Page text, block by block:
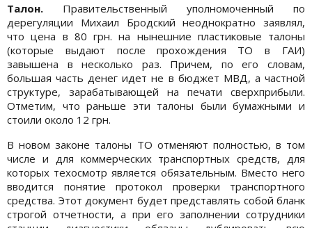
Талон. Правительственный уполномоченный по
дерегуляции Михаил Бродский неоднократно заявлял,
что цена в 80 грн. на нынешние пластиковые талоны
(которые выдают после прохождения ТО в ГАИ)
завышена в несколько раз. Причем, по его словам,
большая часть денег идет не в бюджет МВД, а частной
структуре, зарабатывающей на печати сверхприбыли.
Отметим, что раньше эти талоны были бумажными и
стоили около 12 грн.
В новом законе талоны ТО отменяют полностью, в том
числе и для коммерческих транспортных средств, для
которых техосмотр является обязательным. Вместо него
вводится понятие протокол проверки транспортного
средства. Этот документ будет представлять собой бланк
строгой отчетности, а при его заполнении сотрудники